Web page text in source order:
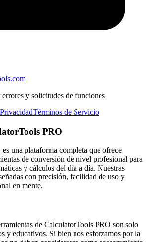
errores y solicitudes de funciones
Términos de Servicio
PRO
una plataforma completa que ofrece
de conversión de nivel profesional para
y cálculos del día a día. Nuestras
con precisión, facilidad de uso y
en mente.
de CalculatorTools PRO son solo
y educativos. Si bien nos esforzamos por la